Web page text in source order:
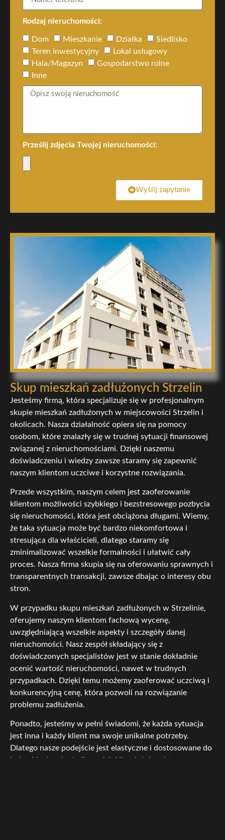
Rodzaj nieruchomości:
Dom Mieszkanie Działka
Siedlisko
Teren inwestycyjny
Lokal usługowy
Hala/Magazyn
Gospodarstwo rolne
Inne
Prześlij zdjęcia Twojej nieruchomości:
Wyślij zapytanie
Skup mieszkań zadłużonych Strzelin
Jesteśmy firmą, która specjalizuje się w profesjonalnym
skupie mieszkań zadłużonych w miejscowości Strzelin i
okolicach. Nasza działalność opiera się na pomocy
osobom, które znalazły się w trudnej sytuacji finansowej
związanej z nieruchomościami. Dzięki naszemu
doświadczeniu i wiedzy zawsze staramy się zapewnić
naszym klientom uczciwe i korzystne rozwiązania.
Przede wszystkim, naszym celem jest zaoferowanie
klientom możliwości szybkiego i bezstresowego pozbycia
się nieruchomości, która jest obciążona długami. Wiemy,
że taka sytuacja może być bardzo niekomfortowa i
stresująca dla właścicieli, dlatego staramy się
zminimalizować wszelkie formalności i ułatwić cały
proces. Nasza firma skupia się na oferowaniu sprawnych i
transparentnych transakcji, zawsze dbając o interesy obu
stron.
W przypadku skupu mieszkań zadłużonych w Strzelinie,
oferujemy naszym klientom fachową wycenę,
uwzględniającą wszelkie aspekty i szczegóły danej
nieruchomości. Nasz zespół składający się z
doświadczonych specjalistów jest w stanie dokładnie
ocenić wartość nieruchomości, nawet w trudnych
przypadkach. Dzięki temu możemy zaoferować uczciwą i
konkurencyjną cenę, która pozwoli na rozwiązanie
problemu zadłużenia.
Ponadto, jesteśmy w pełni świadomi, że każda sytuacja
jest inna i każdy klient ma swoje unikalne potrzeby.
Dlatego nasze podejście jest elastyczne i dostosowane do
indywidualnych okoliczności. Niezależnie od tego, czy